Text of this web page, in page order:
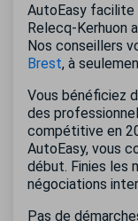
AutoEasy facilite
Relecq-Kerhuon
Nos conseillers
Brest, à
Vous bénéficiez
des
compétitive en
AutoEasy, vous
début. Finies les
négociations
Pas de